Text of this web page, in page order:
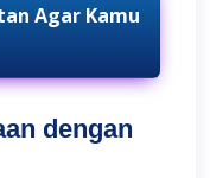
Agar Kamu
dengan